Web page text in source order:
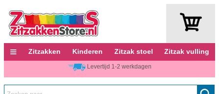
≡ Zitzakken Kinderen Zitzak stoel Zitzak vulling
Levertijd 1-2 werkdagen